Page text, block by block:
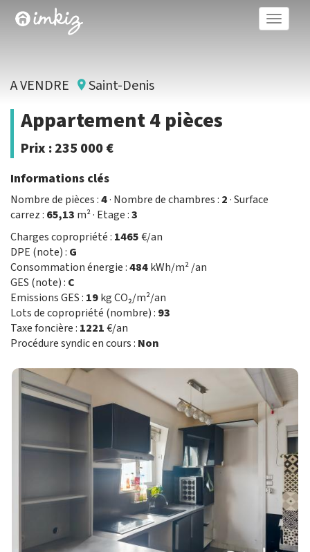
Toggle
A VENDRE Saint-Denis
Appartement 4 pièces
Prix :235 000 €
Informations clés
Nombre de pièces :4· Nombre de chambres : 2· Surface
carrez : 65,13 m² · Etage :3
Charges copropriété : 1465€/an
DPE (note) : G
Consommation énergie :484kWh/m² /an
GES (note) : C
Emissions GES : 19kg CO₂/m²/an
Lots de copropriété (nombre) : 93
Taxe foncière : 1221€/an
Procédure syndic en cours : Non